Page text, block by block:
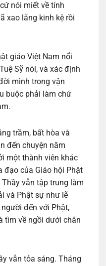
nói miết về tính
xao lãng kinh kệ rồi
giáo Việt Nam nổi
Sỹ nói, và xác định
mình trong vận
buộc phải làm chứ
trầm, bất hòa và
đến chuyện năm
một thành viên khác
đạo của Giáo hội Phật
vẫn tập trung làm
và Phật sự như lẽ
đến với Phật,
tìm về ngồi dưới chân
vẫn tỏa sáng. Tháng